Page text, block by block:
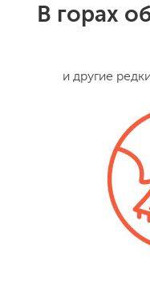
В горах
и другие